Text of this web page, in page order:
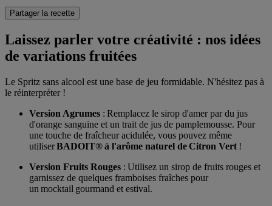
Partager la recette
Laissez parler votre créativité : nos idées
de variations fruitées
Le Spritz sans alcool est une base de jeu formidable. N'hésitez pas à
le réinterpréter !
Version Agrumes : Remplacez le sirop d'amer par du jus
d'orange sanguine et un trait de jus de pamplemousse. Pour
une touche de fraîcheur acidulée, vous pouvez même
utiliserBADOIT® à l'arôme naturel de Citron Vert !
Version Fruits Rouges : Utilisez un sirop de fruits rouges et
garnissez de quelques framboises fraîches pour
un mocktail gourmand et estival.